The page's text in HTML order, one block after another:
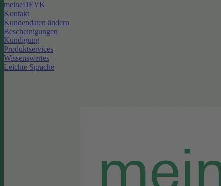
meineDEVK
Kontakt
Kundendaten ändern
Bescheinigungen
Kündigung
Produktservices
Wissenswertes
Leichte Sprache